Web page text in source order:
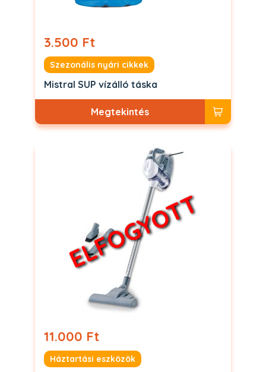
3.500 Ft
Szezonális nyári cikkek
Mistral SUP vízálló táska
Megtekintés
ELFOGYOTT
11.000 Ft
Háztartási eszközök